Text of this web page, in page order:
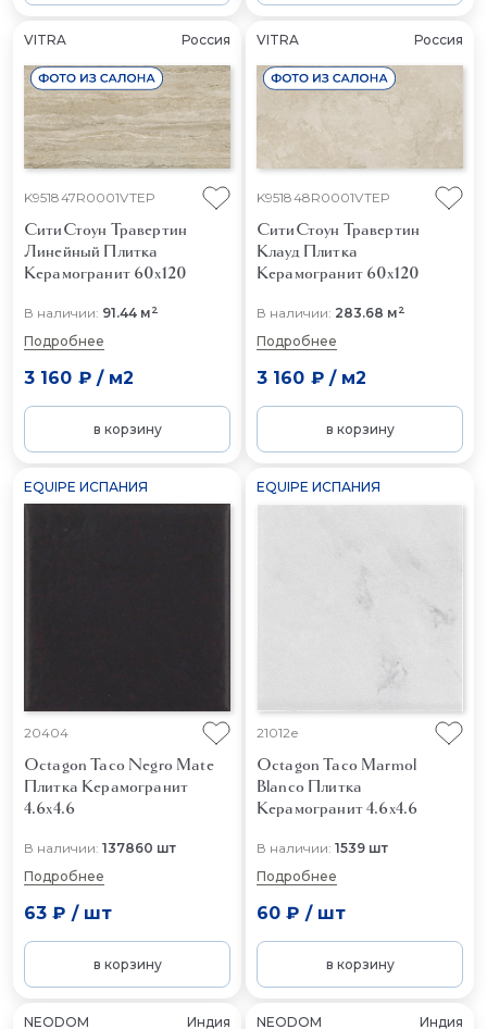
VITRA Россия
K951847R0001VTEP
СитиСтоун Травертин
Линейный Плитка
Керамогранит 60x120
В наличии: 91.44 м2
Подробнее
3 160 ₽/ м2
в корзину
VITRA Россия
K951848R0001VTEP
СитиСтоун Травертин
Клауд Плитка
Керамогранит 60x120
В наличии: 283.68 м2
Подробнее
3 160 ₽/ м2
в корзину
EQUIPE ИСПАНИЯ
20404
Octagon Taco Negro Mate
Плитка Керамогранит
4.6x4.6
В наличии: 137860 шт
Подробнее
63 ₽ / шт
в корзину
EQUIPE ИСПАНИЯ
21012e
Octagon Taco Marmol
Blanco Плитка
Керамогранит 4.6x4.6
В наличии: 1539 шт
Подробнее
60 ₽ / шт
в корзину
NEODOM Индия NEODOM Индия